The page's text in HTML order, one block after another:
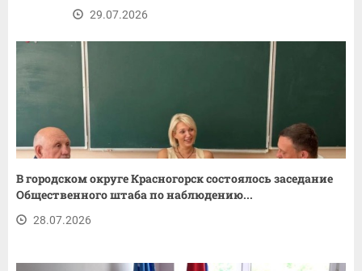
29.07.2026
В городском округе Красногорск состоялось заседание
Общественного штаба по наблюдению...
28.07.2026